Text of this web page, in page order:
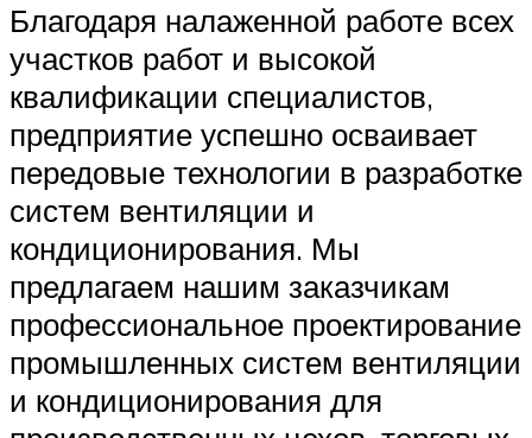
Благодаря налаженной работе всех
участков работ и высокой
квалификации специалистов,
предприятие успешно осваивает
передовые технологии в разработке
систем вентиляции и
кондиционирования. Мы
предлагаем нашим заказчикам
профессиональное проектирование
промышленных систем вентиляции
и кондиционирования для